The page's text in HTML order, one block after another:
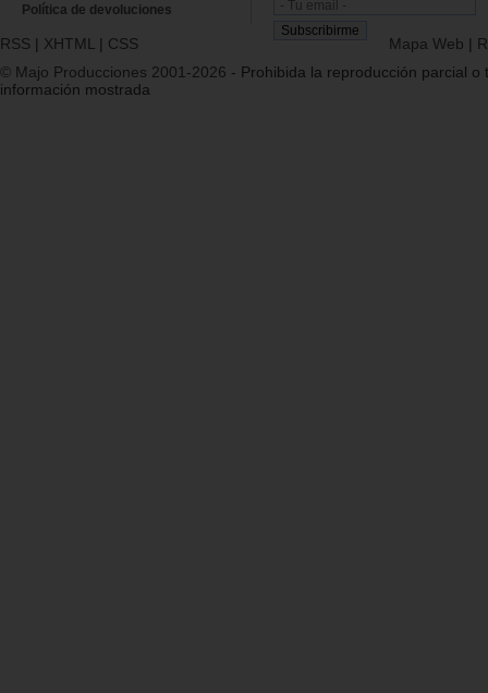
Política de devoluciones
RSS | XHTML | CSS Mapa Web |
© Majo Producciones 2001-2026 - Prohibida la reproducción parcial o
información mostrada